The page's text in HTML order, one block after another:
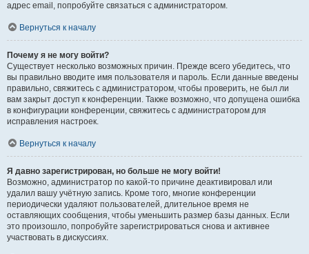
адрес email, попробуйте связаться с администратором.
Вернуться к началу
Почему я не могу войти?
Существует несколько возможных причин. Прежде всего убедитесь, что
вы правильно вводите имя пользователя и пароль. Если данные введены
правильно, свяжитесь с администратором, чтобы проверить, не был ли
вам закрыт доступ к конференции. Также возможно, что допущена ошибка
в конфигурации конференции, свяжитесь с администратором для
исправления настроек.
Вернуться к началу
Я давно зарегистрирован, но больше не могу войти!
Возможно, администратор по какой-то причине деактивировал или
удалил вашу учётную запись. Кроме того, многие конференции
периодически удаляют пользователей, длительное время не
оставляющих сообщения, чтобы уменьшить размер базы данных. Если
это произошло, попробуйте зарегистрироваться снова и активнее
участвовать в дискуссиях.